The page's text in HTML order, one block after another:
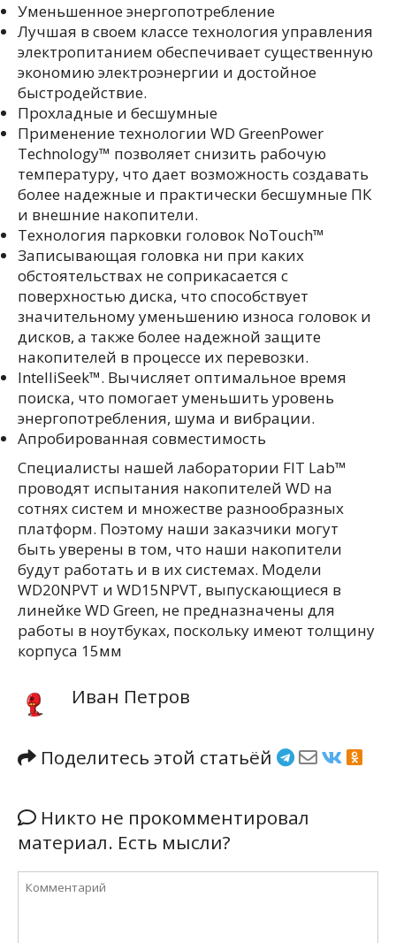
Уменьшенное энергопотребление
Лучшая в своем классе технология управления
электропитанием обеспечивает существенную
экономию электроэнергии и достойное
быстродействие.
Прохладные и бесшумные
Применение технологии WD GreenPower
Technology™ позволяет снизить рабочую
температуру, что дает возможность создавать
более надежные и практически бесшумные ПК
и внешние накопители.
Технология парковки головок NoTouch™
Записывающая головка ни при каких
обстоятельствах не соприкасается с
поверхностью диска, что способствует
значительному уменьшению износа головок и
дисков, а также более надежной защите
накопителей в процессе их перевозки.
IntelliSeek™. Вычисляет оптимальное время
поиска, что помогает уменьшить уровень
энергопотребления, шума и вибрации.
Апробированная совместимость
Специалисты нашей лаборатории FIT Lab™
проводят испытания накопителей WD на
сотнях систем и множестве разнообразных
платформ. Поэтому наши заказчики могут
быть уверены в том, что наши накопители
будут работать и в их системах. Модели
WD20NPVT и WD15NPVT, выпускающиеся в
линейке WD Green, не предназначены для
работы в ноутбуках, поскольку имеют толщину
корпуса 15мм
Иван Петров
Поделитесь этой статьёй
Никто не прокомментировал
материал. Есть мысли?